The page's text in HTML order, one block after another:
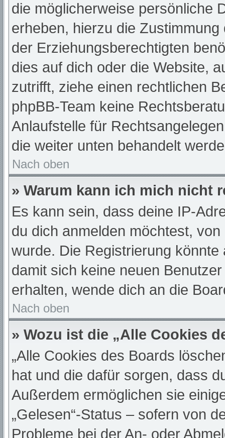
die möglicherweise persönliche
erheben, hierzu die
der Erziehungsberechtigten
dies auf dich oder die Website,
zutrifft, ziehe einen rechtlichen
phpBB-Team keine
Anlaufstelle für
die weiter unten behandelt
Nach oben
» Warum kann ich mich nicht
Es kann sein, dass deine IP-
du dich anmelden möchtest,
wurde. Die Registrierung
damit sich keine neuen
erhalten, wende dich an die
Nach oben
» Wozu ist die „Alle Cookies
„Alle Cookies des Boards
hat und die dafür sorgen, dass
Außerdem ermöglichen sie
„Gelesen“-Status – sofern von
Probleme bei der An- oder